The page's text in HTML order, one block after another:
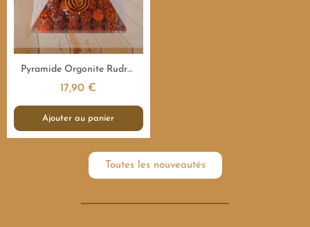
Aperçu rapide Pyramide Orgonite Rudraksha Sacrée - 7,5 cm
17,90 €
Ajouter au panier
Toutes les nouveautés